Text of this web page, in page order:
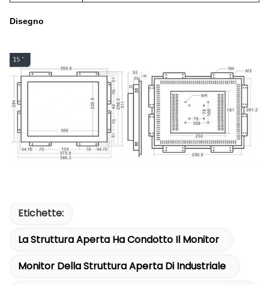
Disegno
Etichette:
La Struttura Aperta Ha Condotto Il Monitor
Monitor Della Struttura Aperta Di Industriale